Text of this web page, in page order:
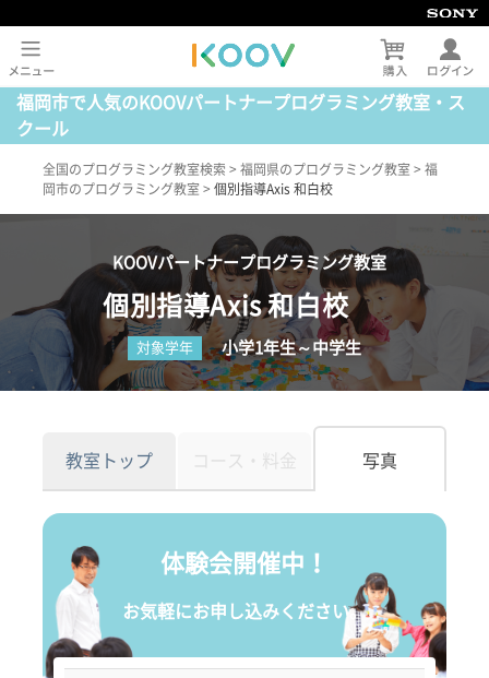
福岡市で人気のKOOVパートナープログラミング教室・ス
クール
全国のプログラミング教室検索 > 福岡県のプログラミング教室 > 福
岡市のプログラミング教室 > 個別指導Axis 和白校
KOOVパートナープログラミング教室
個別指導Axis 和白校
対象学年 小学1年生～中学生
教室トップ コース・料金 写真
体験会開催中！
お気軽にお申し込みください。